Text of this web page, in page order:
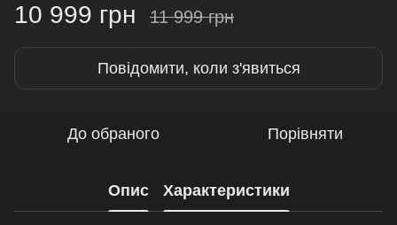
10 999 грн 11 999 грн
Повідомити, коли з'явиться
До обраного Порівняти
Опис Характеристики